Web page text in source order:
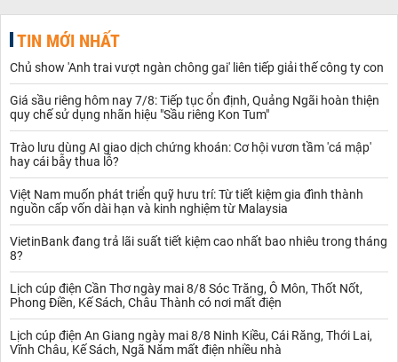
TIN MỚI NHẤT
Chủ show 'Anh trai vượt ngàn chông gai' liên tiếp giải thế công ty con
Giá sầu riêng hôm nay 7/8: Tiếp tục ổn định, Quảng Ngãi hoàn thiện
quy chế sử dụng nhãn hiệu "Sầu riêng Kon Tum"
Trào lưu dùng AI giao dịch chứng khoán: Cơ hội vươn tầm 'cá mập'
hay cái bẫy thua lỗ?
Việt Nam muốn phát triển quỹ hưu trí: Từ tiết kiệm gia đình thành
nguồn cấp vốn dài hạn và kinh nghiệm từ Malaysia
VietinBank đang trả lãi suất tiết kiệm cao nhất bao nhiêu trong tháng
8?
Lịch cúp điện Cần Thơ ngày mai 8/8 Sóc Trăng, Ô Môn, Thốt Nốt,
Phong Điền, Kế Sách, Châu Thành có nơi mất điện
Lịch cúp điện An Giang ngày mai 8/8 Ninh Kiều, Cái Răng, Thới Lai,
Vĩnh Châu, Kế Sách, Ngã Năm mất điện nhiều nhà